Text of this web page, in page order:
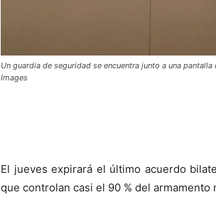
Un guardia de seguridad se encuentra junto a una
Images
El jueves expirará el último acuerdo
que controlan casi el 90 % del